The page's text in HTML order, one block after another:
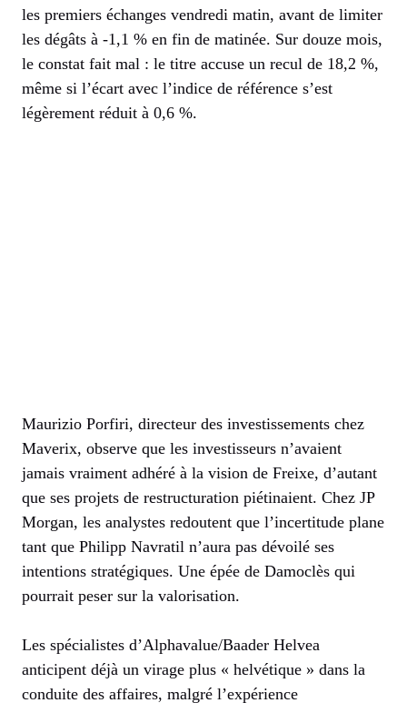
les premiers échanges vendredi matin, avant de limiter
les dégâts à -1,1 % en fin de matinée. Sur douze mois,
le constat fait mal : le titre accuse un recul de 18,2 %,
même si l’écart avec l’indice de référence s’est
légèrement réduit à 0,6 %.
Maurizio Porfiri, directeur des investissements chez
Maverix, observe que les investisseurs n’avaient
jamais vraiment adhéré à la vision de Freixe, d’autant
que ses projets de restructuration piétinaient. Chez JP
Morgan, les analystes redoutent que l’incertitude plane
tant que Philipp Navratil n’aura pas dévoilé ses
intentions stratégiques. Une épée de Damoclès qui
pourrait peser sur la valorisation.
Les spécialistes d’Alphavalue/Baader Helvea
anticipent déjà un virage plus « helvétique » dans la
conduite des affaires, malgré l’expérience